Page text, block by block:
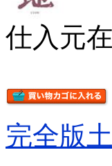
仕入元
完全版